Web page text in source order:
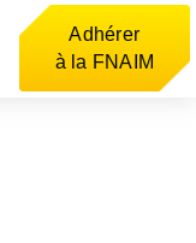
Adhérer
à la FNAIM